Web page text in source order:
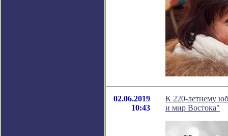
02.06.2019
10:43
К 220-летнему
и мир Востока"